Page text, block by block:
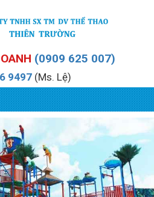
(0909 625 007)
9497(Ms. Lệ)